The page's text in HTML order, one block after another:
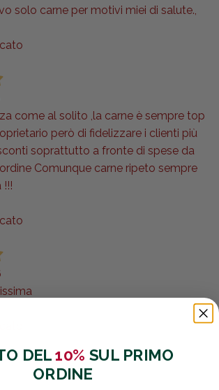
solo carne per motivi miei di salute.,
come al solito ,la carne è sempre top
però di fidelizzare i clienti più
soprattutto a fronte di spese da
Comunque carne ripeto sempre
!!!
DEL10% SUL PRIMO
ORDINE